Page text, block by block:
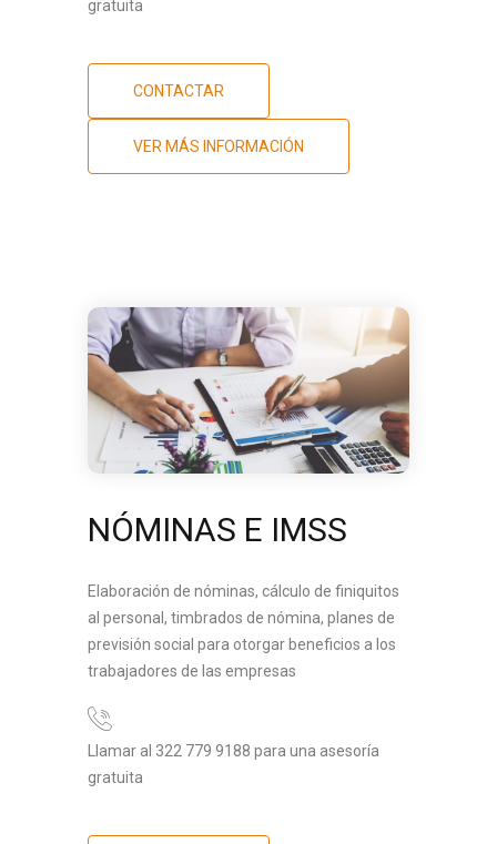
gratuita
CONTACTAR
VER MÁS INFORMACIÓN
NÓMINAS E IMSS
Elaboración de nóminas, cálculo de finiquitos
al personal, timbrados de nómina, planes de
previsión social para otorgar beneficios a los
trabajadores de las empresas
Llamar al 322 779 9188 para una asesoría
gratuita